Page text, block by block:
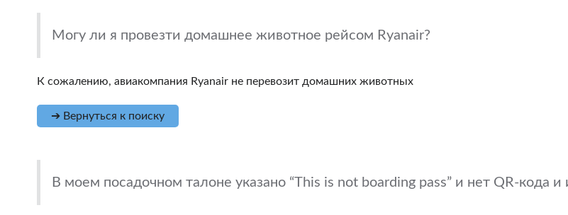
Могу ли я провезти домашнее животное рейсом Ryanair?
К сожалению, авиакомпания Ryanair не перевозит домашних животных
➔ Вернуться к поиску
В моем посадочном талоне указано “This is not boarding pass” и нет QR-кода